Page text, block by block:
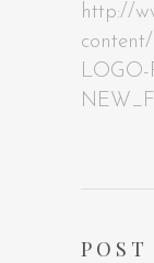
http://
LOGO-